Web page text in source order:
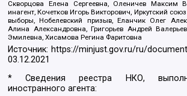
Скворцова Елена Сергеевна, Оленичев Максим
инагент, Кочетков Игорь Викторович, Иркутский
выборы, Нобелевский призыв, Еланчик Олег
Алина Александровна, Григорьев Андрей
Эмилевна, Хисамова Регина Фаритовна
Источник: https://minjust.gov.ru/ru/
03.12.2021
* Сведения реестра НКО,
иностранного агента: